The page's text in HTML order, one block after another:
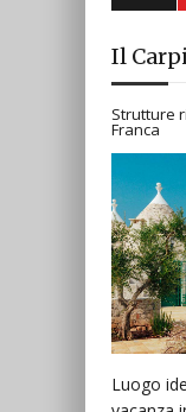
Il
Strutture
Franca
Luogo